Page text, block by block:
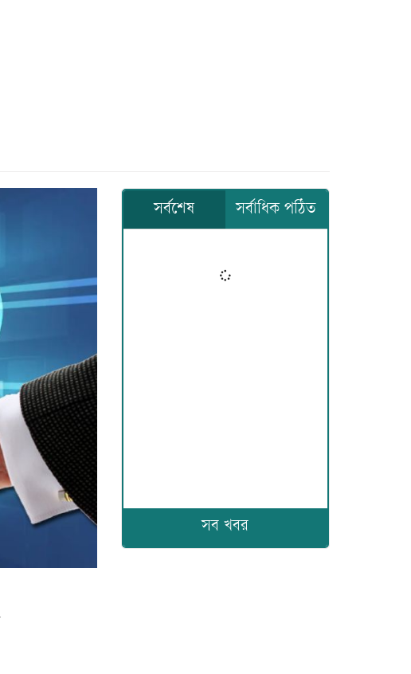
সর্বশেষ সর্বাধিক পঠিত
সব খবর